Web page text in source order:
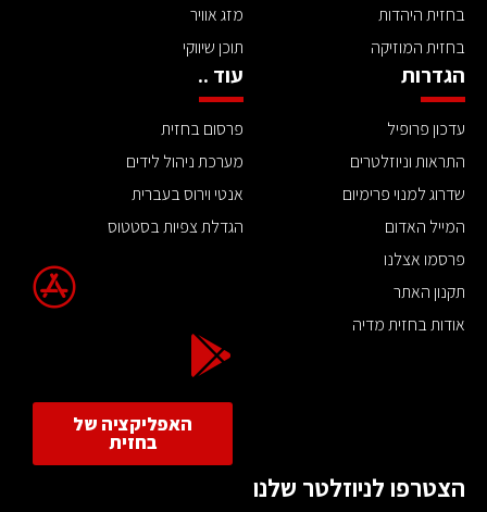
בחזית היהדות
בחזית המוזיקה
מזג אוויר
תוכן שיווקי
הגדרות
עדכון פרופיל
התראות וניוזלטרים
שדרוג למנוי פרימיום
המייל האדום
פרסמו אצלנו
תקנון האתר
אודות בחזית מדיה
עוד ..
פרסום בחזית
מערכת ניהול לידים
אנטי וירוס בעברית
הגדלת צפיות בסטטוס
האפליקציה של
בחזית
הצטרפו לניוזלטר שלנו